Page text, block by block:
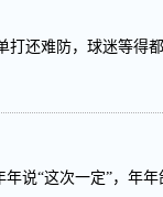
打还难防，球迷等得
说“这次一定”，年年